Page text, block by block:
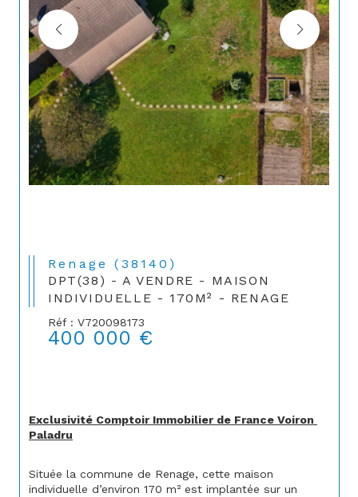
Renage (38140)
DPT(38) - A VENDRE - MAISON
INDIVIDUELLE - 170M² - RENAGE
Réf : V720098173
400 000 €
Exclusivité Comptoir Immobilier de France Voiron
Paladru
Située la commune de Renage, cette maison
individuelle d’environ 170 m² est implantée sur un